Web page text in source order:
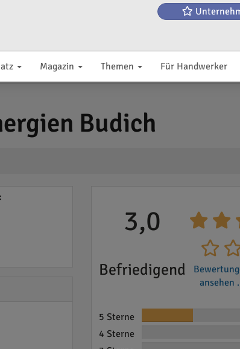
Magazin Themen Für Handwerker
Budich
3,0
Befriedigend
ansehen
5 Sterne
4 Sterne